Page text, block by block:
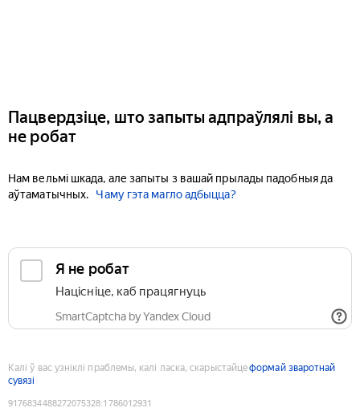
Пацвердзіце, што запыты адпраўлялі вы, а
не робат
Нам вельмі шкада, але запыты з вашай прылады падобныя да
аўтаматычных.
Чаму гэта магло адбыцца?
Я не робат
Націсніце, каб працягнуць
SmartCaptcha by Yandex Cloud
Калі ў вас узніклі праблемы, калі ласка, скарыстайцеформай зваротнай
сувязі
9176834488272075328:1786012931